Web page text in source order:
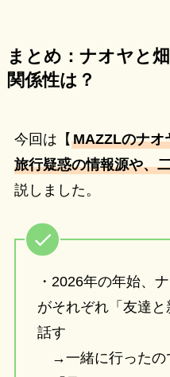
まとめ：ナオヤと
関係性は？
今回は【 MAZZLのナオ
旅行疑惑の情報源や、
説しました。
・2026年の年始、
がそれぞれ「友達
話す
→一緒に行ったの